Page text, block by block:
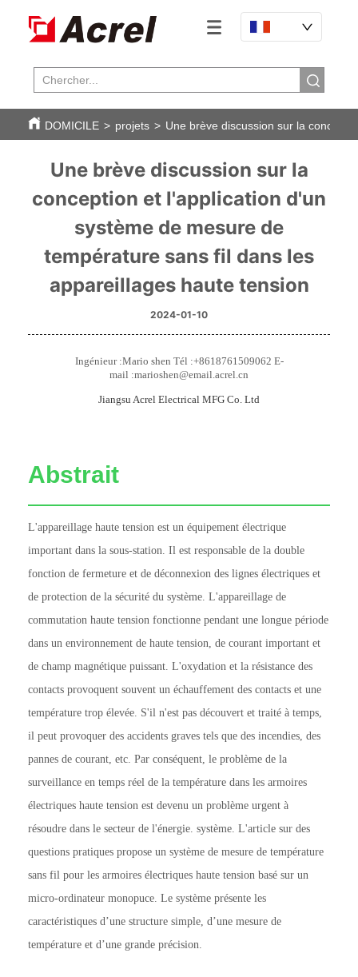
DOMICILE > projets > Une brève discussion sur la
Une brève discussion sur la
conception et l'application d'un
système de mesure de
température sans fil dans les
appareillages haute tension
2024-01-10